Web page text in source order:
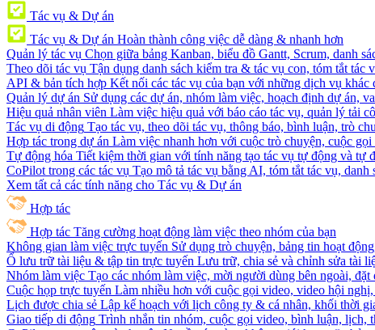
Tác vụ & Dự án
Tác vụ & Dự án Hoàn thành công việc dễ dàng & nhanh hơn
Quản lý tác vụ Chọn giữa bảng Kanban, biểu đồ Gantt, Scrum, danh
Theo dõi tác vụ Tận dụng danh sách kiểm tra & tác vụ con, tóm tắt
API & bản tích hợp Kết nối các tác vụ của bạn với những dịch vụ
Quản lý dự án Sử dụng các dự án, nhóm làm việc, hoạch định dự án,
Hiệu quả nhân viên Làm việc hiệu quả với báo cáo tác vụ, quản lý tải
Tác vụ di động Tạo tác vụ, theo dõi tác vụ, thông báo, bình luận, trò
Hợp tác trong dự án Làm việc nhanh hơn với cuộc trò chuyện, cuộc
Tự động hóa Tiết kiệm thời gian với tính năng tạo tác vụ tự động và tự
CoPilot trong các tác vụ Tạo mô tả tác vụ bằng AI, tóm tắt tác vụ, danh
Xem tất cả các tính năng cho Tác vụ & Dự án
Hợp tác
Hợp tác Tăng cường hoạt động làm việc theo nhóm của bạn
Không gian làm việc trực tuyến Sử dụng trò chuyện, bảng tin hoạt
Ổ lưu trữ tài liệu & tập tin trực tuyến Lưu trữ, chia sẻ và chỉnh sửa tài
Nhóm làm việc Tạo các nhóm làm việc, mời người dùng bên ngoài,
Cuộc họp trực tuyến Làm nhiều hơn với cuộc gọi video, video hội
Lịch được chia sẻ Lập kế hoạch với lịch công ty & cá nhân, khối thời
Giao tiếp di động Trình nhắn tin nhóm, cuộc gọi video, bình luận, lịch,